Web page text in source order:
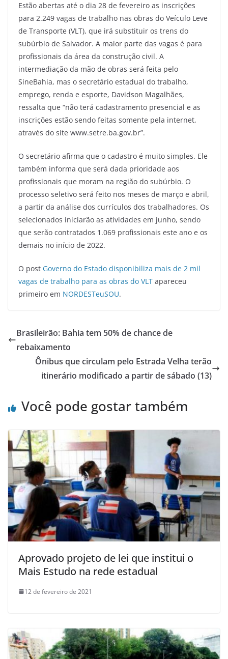
Estão abertas até o dia 28 de fevereiro as inscrições
para 2.249 vagas de trabalho nas obras do Veículo Leve
de Transporte (VLT), que irá substituir os trens do
subúrbio de Salvador. A maior parte das vagas é para
profissionais da área da construção civil. A
intermediação da mão de obras será feita pelo
SineBahia, mas o secretário estadual do trabalho,
emprego, renda e esporte, Davidson Magalhães,
ressalta que “não terá cadastramento presencial e as
inscrições estão sendo feitas somente pela internet,
através do site www.setre.ba.gov.br”.
O secretário afirma que o cadastro é muito simples. Ele
também informa que será dada prioridade aos
profissionais que moram na região do subúrbio. O
processo seletivo será feito nos meses de março e abril,
a partir da análise dos currículos dos trabalhadores. Os
selecionados iniciarão as atividades em junho, sendo
que serão contratados 1.069 profissionais este ano e os
demais no início de 2022.
O post Governo do Estado disponibiliza mais de 2 mil
vagas de trabalho para as obras do VLT apareceu
primeiro em NORDESTeuSOU.
Brasileirão: Bahia tem 50% de chance de
rebaixamento
Ônibus que circulam pelo Estrada Velha terão
itinerário modificado a partir de sábado (13)
Você pode gostar também
Aprovado projeto de lei que institui o
Mais Estudo na rede estadual
12 de fevereiro de 2021